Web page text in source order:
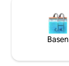
Basen